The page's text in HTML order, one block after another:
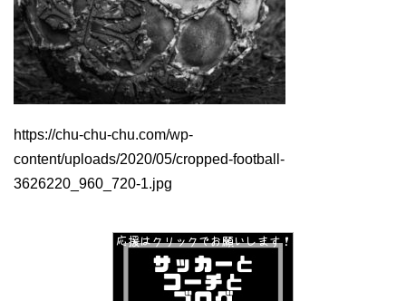
https://chu-chu-chu.com/wp-
content/uploads/2020/05/cropped-football-
3626220_960_720-1.jpg